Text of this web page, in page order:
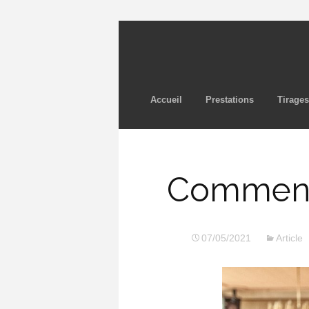
Accueil Prestations Tirages
07/05/2021 Article